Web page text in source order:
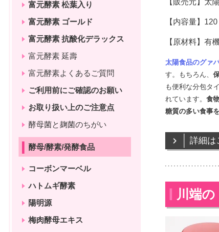
【内容量】
【原材料】有
太陽食品のグァ
す。もちろん、
も便利な分包タ
れています。 食
糖質の多い食事
詳細は
川端
富元酵素 松葉入り
富元酵素 ゴールド
富元酵素 抗酸化デラックス
富元酵素 延壽
富元酵素よくあるご質問
ご利用前にご確認のお願い
お取り扱い上のご注意点
酵母菌と麹菌のちがい
酵母/酵素/発酵食品
コーボンマーベル
ハトムギ酵素
陽明源
梅肉酵母エキス